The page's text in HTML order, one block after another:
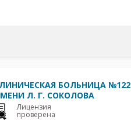
БОЛЬНИЦА №122
Л. Г. СОКОЛОВА
Лицензия
проверена